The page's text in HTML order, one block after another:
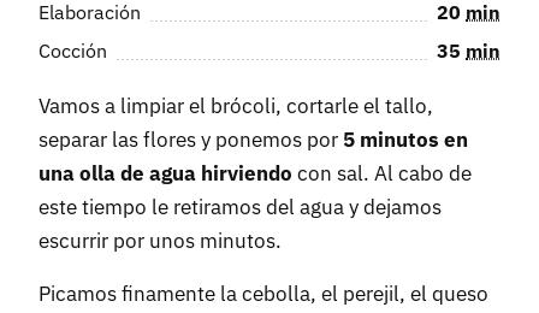
Elaboración 20 min
Cocción
35 min
Vamos a limpiar el brócoli, cortarle el tallo,
separar las flores y ponemos por 5 minutos en
una olla de agua hirviendo con sal. Al cabo de
este tiempo le retiramos del agua y dejamos
escurrir por unos minutos.
Picamos finamente la cebolla, el perejil, el queso